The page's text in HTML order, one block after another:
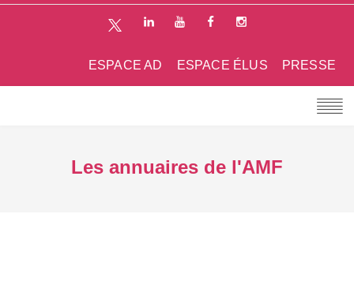
PRESSE
ESPACE ÉLUS
ESPACE AD
Les annuaires de l'AMF